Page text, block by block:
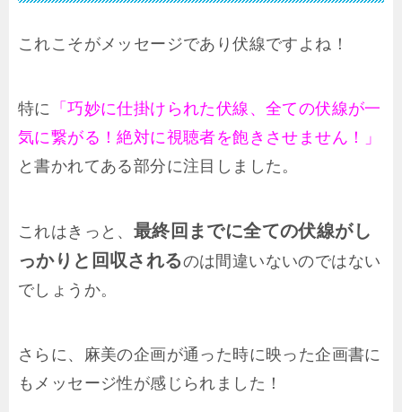
これこそがメッセージであり伏線ですよね！
特に
「巧妙に仕掛けられた伏線、全ての伏線が一
気に繋がる！絶対に視聴者を飽きさせません！」
と書かれてある部分に注目しました。
これはきっと、 最終回までに全ての伏線がし
っかりと回収されるのは間違いないのではない
でしょうか。
さらに、麻美の企画が通った時に映った企画書に
もメッセージ性が感じられました！